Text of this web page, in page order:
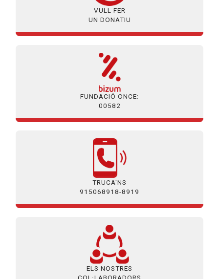
VULL FER
UN DONATIU
FUNDACIÓ ONCE:
00582
TRUCA'NS
915068918-8919
ELS NOSTRES
COL·LABORADORS